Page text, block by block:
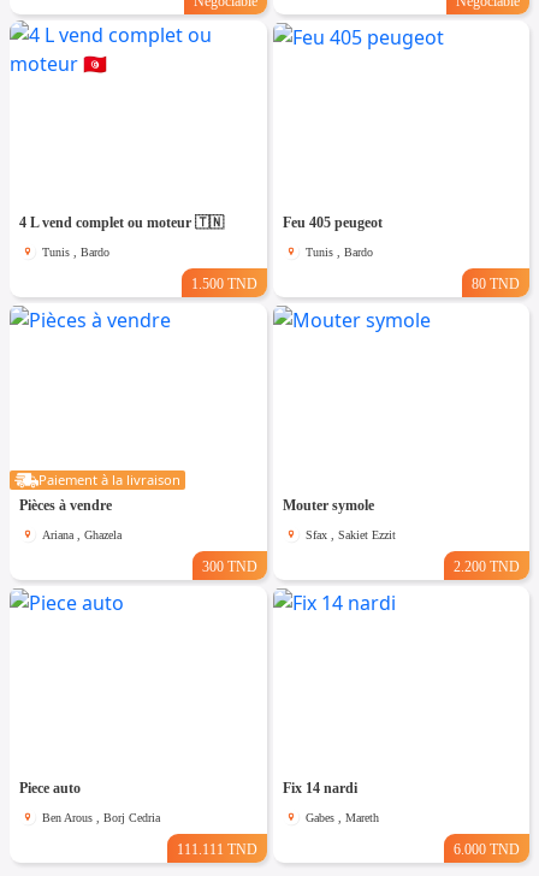
4 L vend complet ou moteur 🇹🇳
Tunis , Bardo
1.500 TND
Feu 405 peugeot
Tunis , Bardo
80 TND
Paiement à la livraison
Pièces à vendre
Ariana , Ghazela
300 TND
Mouter symole
Sfax , Sakiet Ezzit
2.200 TND
Piece auto
Ben Arous , Borj Cedria
111.111 TND
Fix 14 nardi
Gabes , Mareth
6.000 TND